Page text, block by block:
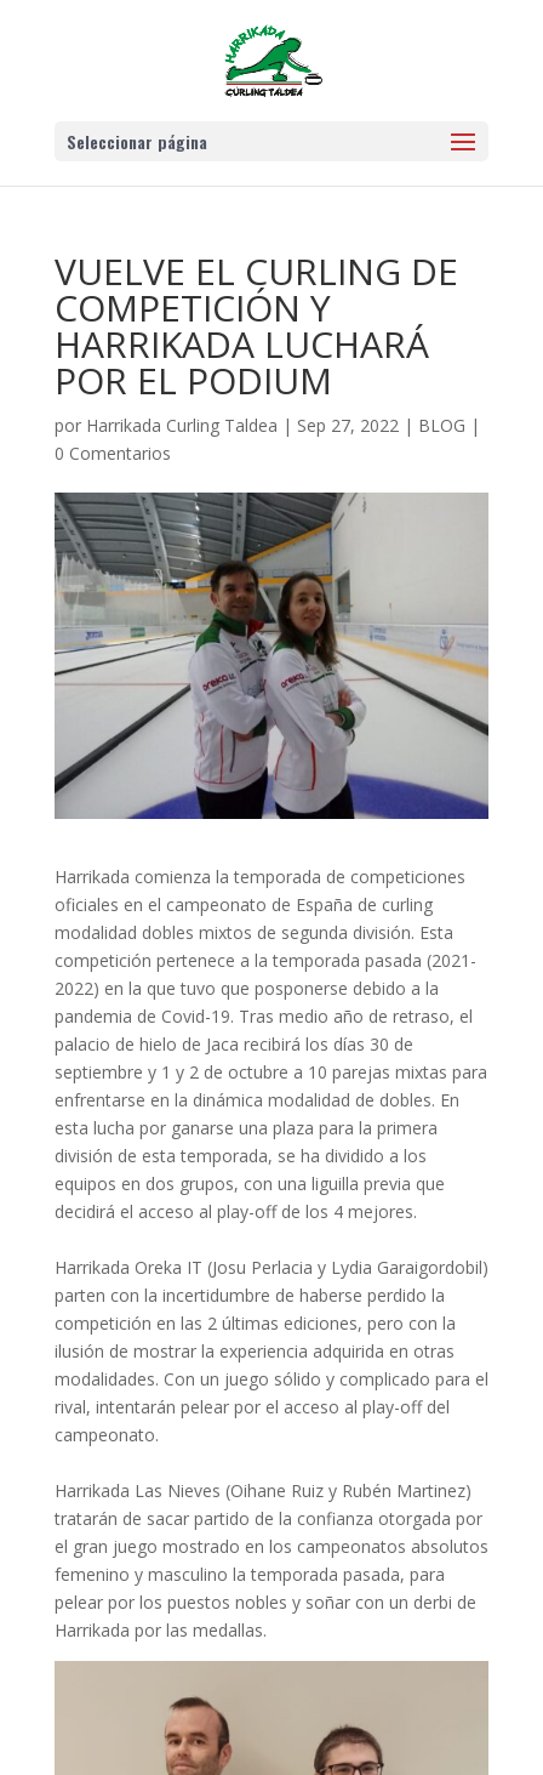
Seleccionar página
VUELVE EL CURLING DE
COMPETICIÓN Y
HARRIKADA LUCHARÁ
POR EL PODIUM
por Harrikada Curling Taldea | Sep 27, 2022| BLOG |
0 Comentarios
Harrikada comienza la temporada de competiciones
oficiales en el campeonato de España de curling
modalidad dobles mixtos de segunda división. Esta
competición pertenece a la temporada pasada (2021-
2022) en la que tuvo que posponerse debido a la
pandemia de Covid-19. Tras medio año de retraso, el
palacio de hielo de Jaca recibirá los días 30 de
septiembre y 1 y 2 de octubre a 10 parejas mixtas para
enfrentarse en la dinámica modalidad de dobles. En
esta lucha por ganarse una plaza para la primera
división de esta temporada, se ha dividido a los
equipos en dos grupos, con una liguilla previa que
decidirá el acceso al play-off de los 4 mejores.
Harrikada Oreka IT (Josu Perlacia y Lydia Garaigordobil)
parten con la incertidumbre de haberse perdido la
competición en las 2 últimas ediciones, pero con la
ilusión de mostrar la experiencia adquirida en otras
modalidades. Con un juego sólido y complicado para el
rival, intentarán pelear por el acceso al play-off del
campeonato.
Harrikada Las Nieves (Oihane Ruiz y Rubén Martinez)
tratarán de sacar partido de la confianza otorgada por
el gran juego mostrado en los campeonatos absolutos
femenino y masculino la temporada pasada, para
pelear por los puestos nobles y soñar con un derbi de
Harrikada por las medallas.